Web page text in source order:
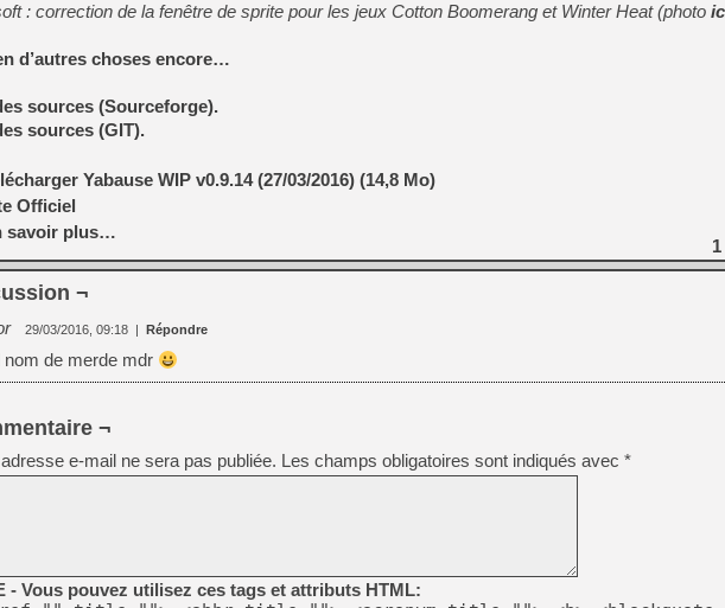
: correction de la fenêtre de sprite pour les jeux Cotton Boomerang et Winter Heat (photo
d’autres choses encore…
sources (Sourceforge).
sources (GIT).
Yabause WIP v0.9.14 (27/03/2016) (14,8 Mo)
Officiel
savoir plus…
1
¬
29/03/2016, 09:18 | Répondre
nom de merde mdr
¬
e-mail ne sera pas publiée. Les champs obligatoires sont indiqués avec *
- Vous pouvez utilisez ces tags et attributs HTML: